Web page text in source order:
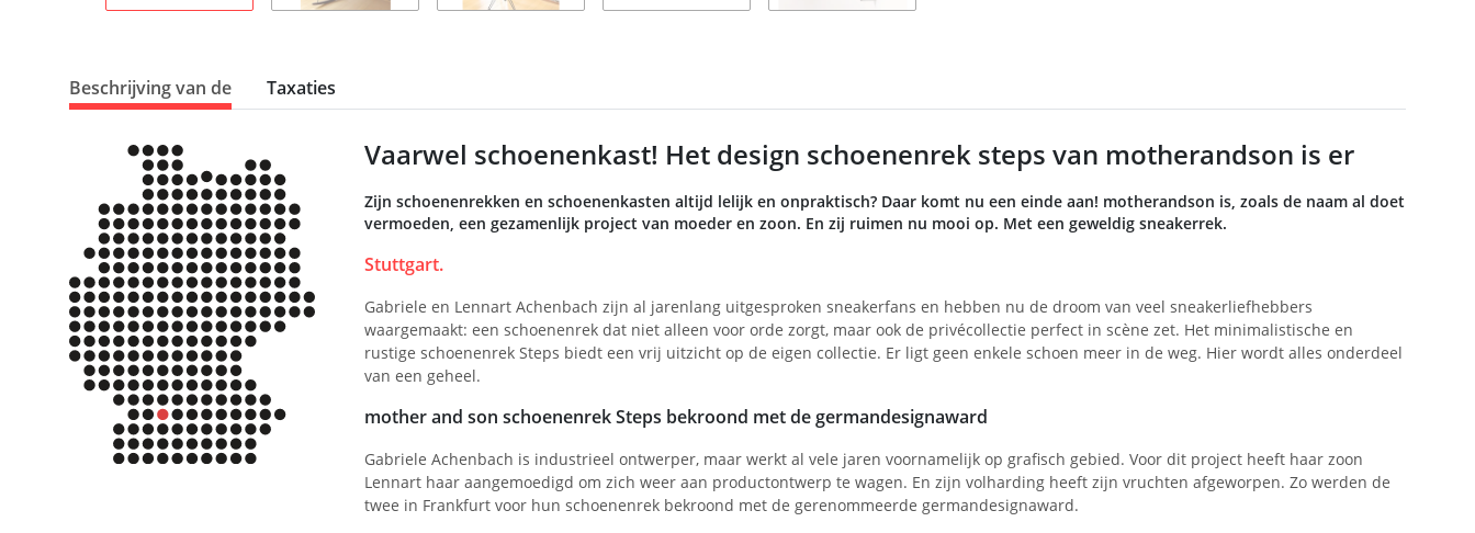
Beschrijving van de Taxaties
Vaarwel schoenenkast! Het design schoenenrek steps van motherandson is er
Zijn schoenenrekken en schoenenkasten altijd lelijk en onpraktisch? Daar komt nu een einde aan! motherandson is, zoals de naam al doet
vermoeden, een gezamenlijk project van moeder en zoon. En zij ruimen nu mooi op. Met een geweldig sneakerrek.
Stuttgart.
Gabriele en Lennart Achenbach zijn al jarenlang uitgesproken sneakerfans en hebben nu de droom van veel sneakerliefhebbers
waargemaakt: een schoenenrek dat niet alleen voor orde zorgt, maar ook de privécollectie perfect in scène zet. Het minimalistische en
rustige schoenenrek Steps biedt een vrij uitzicht op de eigen collectie. Er ligt geen enkele schoen meer in de weg. Hier wordt alles onderdeel
van een geheel.
mother and son schoenenrek Steps bekroond met de germandesignaward
Gabriele Achenbach is industrieel ontwerper, maar werkt al vele jaren voornamelijk op grafisch gebied. Voor dit project heeft haar zoon
Lennart haar aangemoedigd om zich weer aan productontwerp te wagen. En zijn volharding heeft zijn vruchten afgeworpen. Zo werden de
twee in Frankfurt voor hun schoenenrek bekroond met de gerenommeerde germandesignaward.